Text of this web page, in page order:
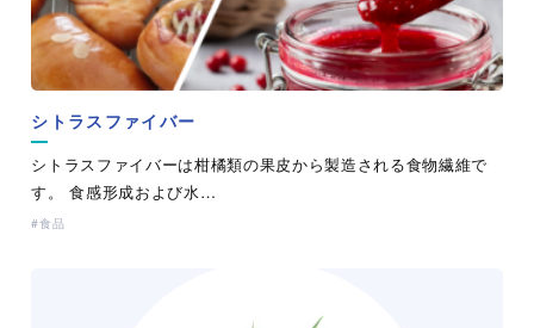
シトラスファイバー
シトラスファイバーは柑橘類の果皮から製造される食物繊維で
す。 食感形成および水…
食品